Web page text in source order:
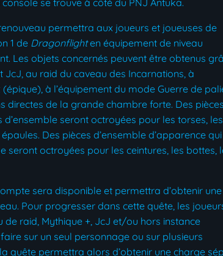
permettra aux joueurs et joueuses de
1 de Dragonflighten équipement de niveau
Les objets concernés peuvent être obtenus
au raid du caveau des Incarnations, à
à l’équipement du mode Guerre de
directes de la grande chambre forte. Des pièces
seront octroyées pour les torses, les
Des pièces d’ensemble d’apparence
seront octroyées pour les ceintures, les bottes,
sera disponible et permettra d’obtenir une
Pour progresser dans cette quête, les
raid, Mythique +, JcJ et/ou hors instance
sur un seul personnage ou sur plusieurs
quête permettra alors d’obtenir une charge